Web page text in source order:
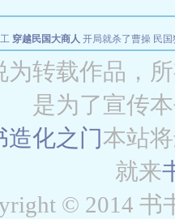
穿越民国大商人 开局就杀了曹操 民
为转载作品，
是为了宣传
造化之门本站
就来
© 2014 书